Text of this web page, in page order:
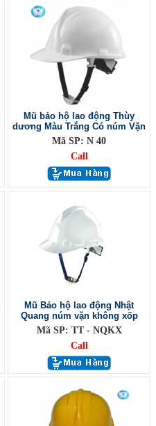
Mũ bảo hộ lao động Thùy
dương Màu Trắng Có núm Vặn
Mã SP: N 40
Call
Mũ Bảo hộ lao động Nhật
Quang núm vặn không xốp
Mã SP: TT - NQKX
Call